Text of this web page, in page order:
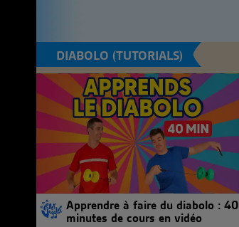
DIABOLO (TUTORIALS)
Apprendre à faire du diabolo : 40
minutes de cours en vidéo